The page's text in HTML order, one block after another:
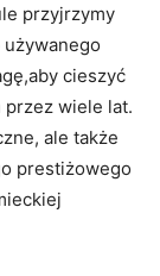
przyjrzymy
cieszyć
przez wiele lat.
ale ​także
prestiżowego